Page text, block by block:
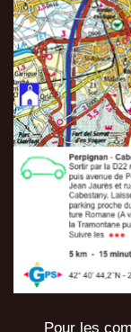
Pour les